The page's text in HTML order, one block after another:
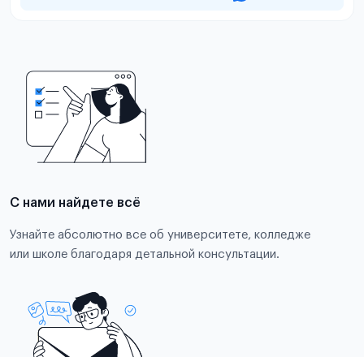
С нами найдете всё
Узнайте абсолютно все об университете, колледже
или школе благодаря детальной консультации.